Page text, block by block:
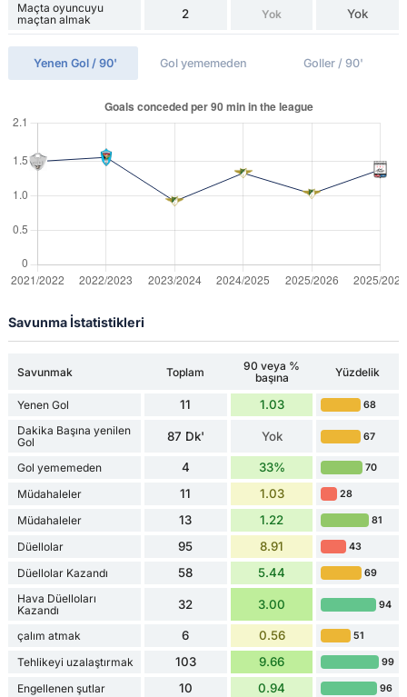
Maçta oyuncuyu
maçtan almak
2 Yok Yok
Yenen Gol / 90' Gol yememeden Goller / 90'
Savunma İstatistikleri
Savunmak Toplam
90 veya %
başına
Yüzdelik
Yenen Gol 11 1.03 68
Dakika Başına yenilen
Gol
87 Dk' Yok 67
Gol yememeden 4 33% 70
Müdahaleler 11 1.03 28
Müdahaleler 13 1.22 81
Düellolar 95 8.91 43
Düellolar Kazandı 58 5.44 69
Hava Düelloları
Kazandı
32 3.00 94
çalım atmak 6 0.56 51
Tehlikeyi uzalaştırmak 103 9.66 99
Engellenen şutlar 10 0.94 96